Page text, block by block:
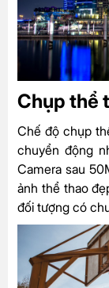
Chụp thể
Chế độ chụp
chuyển động
Camera sau
ảnh thể thao
đối tượng có